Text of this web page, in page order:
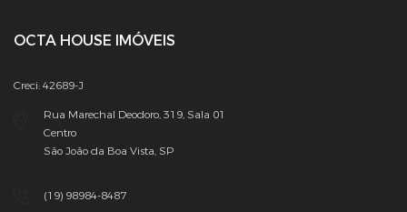
OCTA HOUSE IMÓVEIS
Creci: 42689-J
Rua Marechal Deodoro, 319, Sala 01
Centro
São João da Boa Vista, SP
(19) 98984-8487